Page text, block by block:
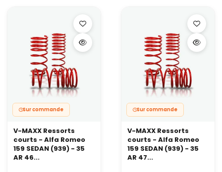
Sur commande
V-MAXX Ressorts
courts - Alfa Romeo
159 SEDAN (939) - 35
AR 46...
Sur commande
V-MAXX Ressorts
courts - Alfa Romeo
159 SEDAN (939) - 35
AR 47...